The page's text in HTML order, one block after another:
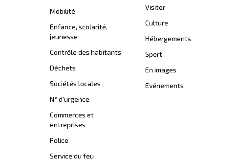
Mobilité
Enfance, scolarité,
jeunesse
Contrôle des habitants
Déchets
Sociétés locales
N° d'urgence
Commerces et
entreprises
Police
Service du feu
Visiter
Culture
Hébergements
Sport
En images
Evénements